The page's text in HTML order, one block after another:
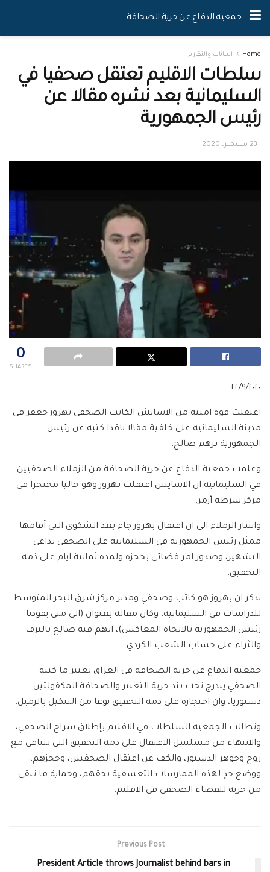
جمعية الدفاع عن حرية الصحافة
Home البيانات والتقارير
سلطات الاقليم تعتقل صحفيا في
السليمانية بعد نشره مقالا عن
رئيس الجمهورية
23 سبتمبر، 2020
0
SHARES
٢٢/٩/٢٠٢٠
اعتقلت قوة امنية من الاسايش الكاتب الصحفي بهروز جعفر في
مدينة السليمانية على خلفية مقالا ناقدا كتبه عن رئيس
الجمهورية برهم صالح.
وعلمت جمعية الدفاع عن حرية الصحافة من الزملاء الصحفيين
في السليمانية ان الاسايش اعتقلت بهروز وهو حاليا محتجزا في
مركز شرطة أزمر.
واشار الزملاء الى ان اعتقال بهروز جاء بعد الشكوى التي آقامها
ممثل رئيس الجمهورية في السليمانية على الصحفي بداعي
التشهير، وصدور امر قضائي بحجزه ولمدة ثمانية ايام على ذمة
التحقيق.
يذكر ان بهروز هو كاتب وصحفي ومدير مركز شرق البحر المتوسط
للدراسات في السليمانية، وكان مقاله بعنوان (الى متى يقودنا
رئيس الجمهورية بالاتجاه المعاكس)، اتهم فيه صالح بالترف
والثراء على حساب الشعب الكردي.
جمعية الدفاع عن حرية الصحافة في العراق تعتبر ما كتبه
الصحفي يندرج تحت بند حرية التعبير والصحافة المكفولتين
دستوريا، وان احتجازه على ذمة التحقيق نوعا من التنكيل بالزميل.
وتطالب الجمعية السلطات في الاقليم بإطلاق سراح الصحفي،
والانتهاء من مسلسل الاعتقال على ذمة التحقيق التي تتنافى مع
روح وجوهر الدستور، والكف عن اعتقال الصحفيين، وحجزهم،
ووضع حدٍ لهذه الممارسات التعسفية بحقهم، وحماية ما تبقى
من حرية للفضاء الصحفي في الاقليم.
Previous Post
President Article throws Journalist behind bars in